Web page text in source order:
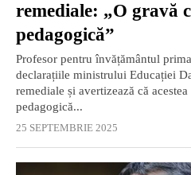
remediale: „O gravă
pedagogică”
Profesor pentru învățământul
declarațiile ministrului Educației
remediale și avertizează că
pedagogică...
25 SEPTEMBRIE 2025